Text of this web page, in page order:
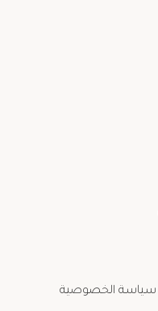
سياسة الخصوصية